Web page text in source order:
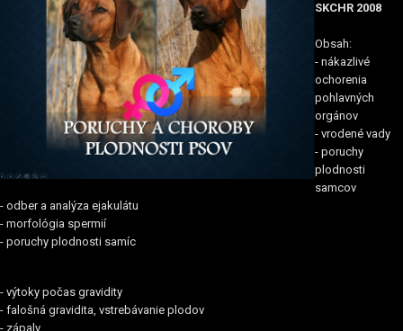
SKCHR 2008
Obsah:
- nákazlivé
ochorenia
pohlavných
orgánov
- vrodené vady
- poruchy
plodnosti
samcov
- odber a analýza ejakulátu
- morfológia spermií
- poruchy plodnosti samíc
- výtoky počas gravidity
- falošná gravidita, vstrebávanie plodov
- zápaly